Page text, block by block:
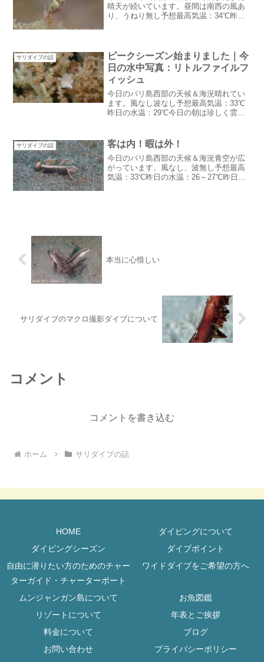
晴天が続いています。昼間は南西の風あ
り、うねり無し予想最高気温：34℃昨日
ろそろお湿...
サリダイブの話
ピークシーズン始まりました｜今
日の水中写真：リトルファイルフ
ィッシュ
今日のバリ島西部の天候＆海況晴れてい
ます。風なし波なし予想最高気温：33℃
昨日の水温：29℃今日の朝は珍しく雲が
ゃった途端に雨期返り！？ピークシーズ
ン始まりました...
サリダイブの話 客は内！暇は外！
今日のバリ島西部の天候＆海況青空が広
がっています。風なし、波無し予想最高
気温：33℃昨日の水温：26～27℃昨日は
本当に心惜しい
サリダイブのマクロ撮影ダイブについて
コメント
コメントを書き込む
ホーム サリダイブの話
HOME
ダイビングについて
ダイビングシーズン
ダイブポイント
自由に潜りたい方のためのチャー
ターガイド・チャーターボート
ワイドダイブをご希望の方へ
ムンジャンガン島について
お魚図鑑
リゾートについて
年表とご挨拶
料金について
ブログ
お問い合わせ
プライバシーポリシー